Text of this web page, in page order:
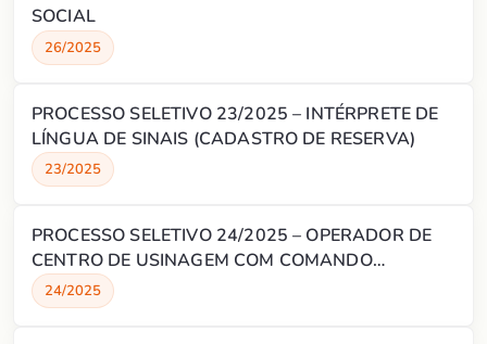
SOCIAL
26/2025
PROCESSO SELETIVO 23/2025 – INTÉRPRETE DE
LÍNGUA DE SINAIS (CADASTRO DE RESERVA)
23/2025
PROCESSO SELETIVO 24/2025 – OPERADOR DE
CENTRO DE USINAGEM COM COMANDO
NUMÉRICO (CADASTRO DE RESERVA)
24/2025